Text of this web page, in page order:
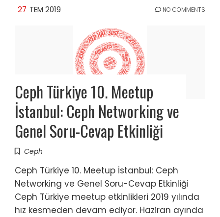
27 TEM 2019 NO COMMENTS
Ceph Türkiye 10. Meetup
İstanbul: Ceph Networking ve
Genel Soru-Cevap Etkinliği
Ceph
Ceph Türkiye 10. Meetup İstanbul: Ceph
Networking ve Genel Soru-Cevap Etkinliği
Ceph Türkiye meetup etkinlikleri 2019 yılında
hız kesmeden devam ediyor. Haziran ayında